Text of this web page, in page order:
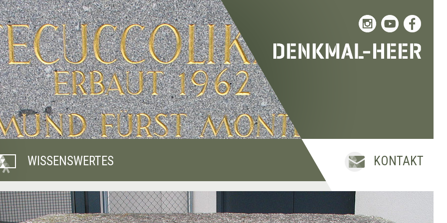
WISSENSWERTES KONTAKT